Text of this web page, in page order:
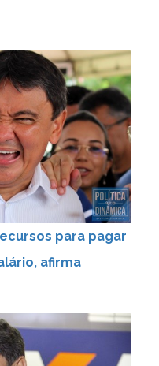
para pagar
afirma